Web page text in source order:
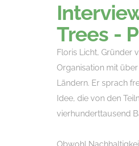
Trees -
Floris Licht, Gründer
Organisation mit
Ländern. Er sprach
Idee, die von den
vierhunderttausend
Obwohl